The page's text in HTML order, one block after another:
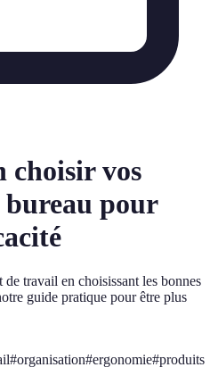
choisir vos
pour
travail en choisissant les bonnes
guide pratique pour être plus
#organisation#ergonomie#produits